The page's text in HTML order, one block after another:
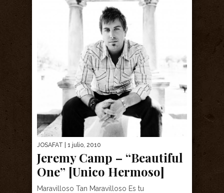
JOSAFAT | 1 julio, 2010
Jeremy Camp – “Beautiful
One” [Unico Hermoso]
Maravilloso Tan Maravilloso Es tu